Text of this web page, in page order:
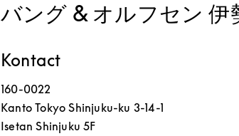
バング & オルフセン 伊
Kontact
160-0022
Kanto Tokyo Shinjuku-ku 3-14-1
Isetan Shinjuku 5F